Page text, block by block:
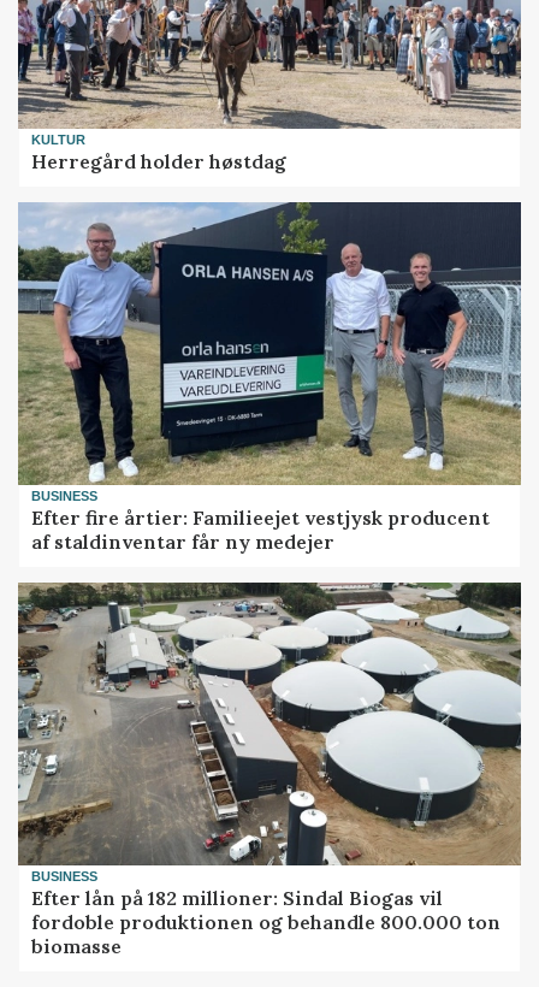
KULTUR
Herregård holder høstdag
BUSINESS
Efter fire årtier: Familieejet vestjysk producent
af staldinventar får ny medejer
BUSINESS
Efter lån på 182 millioner: Sindal Biogas vil
fordoble produktionen og behandle 800.000 ton
biomasse